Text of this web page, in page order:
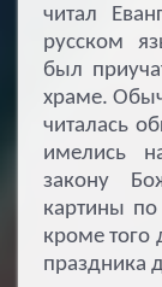
читал
русском
был
храме.
читалась
имелись
закону
картины
кроме того
праздника